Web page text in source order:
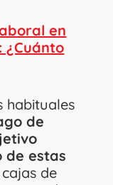
en
¿Cuánto
habituales
de
de estas
de